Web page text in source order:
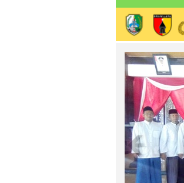
Pemkab